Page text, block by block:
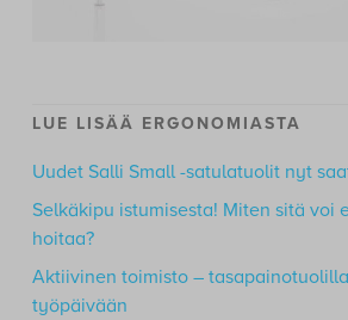
LUE LISÄÄ ERGONOMIASTA
Uudet Salli Small -satulatuolit nyt
Selkäkipu istumisesta! Miten sitä voi
hoitaa?
Aktiivinen toimisto –
työpäivään